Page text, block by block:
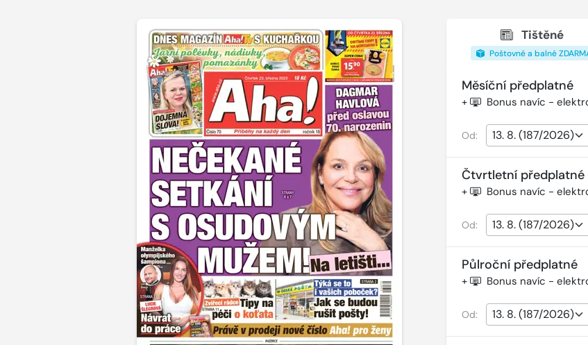
Tištěné
Poštovné a balné
Měsíční předplatné
+ Bonus navíc -
Od:
Čtvrtletní předplatné
+ Bonus navíc -
Od:
Půlroční předplatné
+ Bonus navíc -
Od: